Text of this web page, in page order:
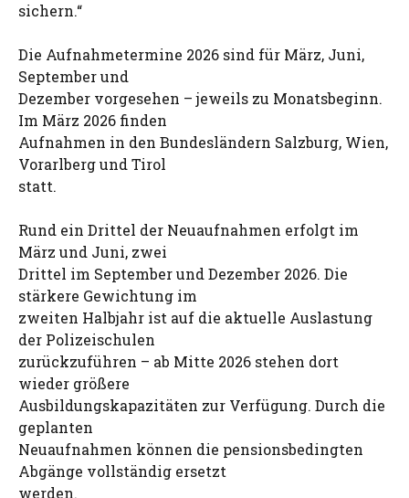
sichern.“
Die Aufnahmetermine 2026 sind für März, Juni,
September und
Dezember vorgesehen – jeweils zu Monatsbeginn.
Im März 2026 finden
Aufnahmen in den Bundesländern Salzburg, Wien,
Vorarlberg und Tirol
statt.
Rund ein Drittel der Neuaufnahmen erfolgt im
März und Juni, zwei
Drittel im September und Dezember 2026. Die
stärkere Gewichtung im
zweiten Halbjahr ist auf die aktuelle Auslastung
der Polizeischulen
zurückzuführen – ab Mitte 2026 stehen dort
wieder größere
Ausbildungskapazitäten zur Verfügung. Durch die
geplanten
Neuaufnahmen können die pensionsbedingten
Abgänge vollständig ersetzt
werden.